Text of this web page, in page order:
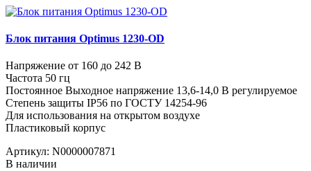
Блок питания Optimus 1230-OD
Напряжение от 160 до 242 В
Частота 50 гц
Постоянное Выходное напряжение 13,6-14,0 В регулируемое
Степень защиты IP56 по ГОСТУ 14254-96
Для использования на открытом воздухе
Пластиковый корпус
Артикул: N0000007871
В наличии